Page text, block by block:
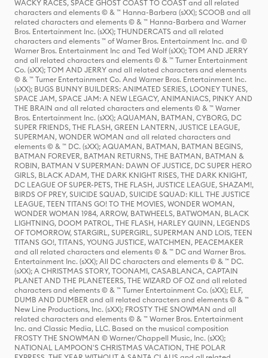
WACKY RACES, SPACE GHOST COAST TO COAST and all related
characters and elements © & ™ Hanna-Barbera (sXX); SCOOB and all
related characters and elements © & ™ Hanna-Barbera and Warner
Bros. Entertainment Inc. (sXX); THUNDERCATS and all related
characters and elements ™ of Warner Bros. Entertainment Inc. and ©
Warner Bros. Entertainment Inc and Ted Wolf (sXX); TOM AND JERRY
and all related characters and elements © & ™ Turner Entertainment
Co. (sXX); TOM AND JERRY and all related characters and elements
© & ™ Turner Entertainment Co. And Warner Bros. Entertainment Inc.
(sXX); BUGS BUNNY BUILDERS: ANIMATED SERIES, LOONEY TUNES,
SPACE JAM, SPACE JAM: A NEW LEGACY, ANIMANIACS, PINKY AND
THE BRAIN and all related characters and elements © & ™ Warner
Bros. Entertainment Inc. (sXX); AQUAMAN, BATMAN, CYBORG, DC
SUPER FRIENDS, THE FLASH, GREEN LANTERN, JUSTICE LEAGUE,
SUPERMAN, WONDER WOMAN and all related characters and
elements © & ™ DC. (sXX); AQUAMAN, BATMAN, BATMAN BEGINS,
BATMAN FOREVER, BATMAN RETURNS, THE BATMAN, BATMAN &
ROBIN, BATMAN V SUPERMAN: DAWN OF JUSTICE, DC SUPER HERO
GIRLS, BLACK ADAM, THE DARK KNIGHT RISES, THE DARK KNIGHT,
DC LEAGUE OF SUPER-PETS, THE FLASH, JUSTICE LEAGUE, SHAZAM!,
BIRDS OF PREY, SUICIDE SQUAD, SUICIDE SQUAD: KILL THE JUSTICE
LEAGUE, TEEN TITANS GO! TO THE MOVIES, WONDER WOMAN,
WONDER WOMAN 1984, ARROW, BATWHEELS, BATWOMAN, BLACK
LIGHTNING, DOOM PATROL, THE FLASH, HARLEY QUINN, LEGENDS
OF TOMORROW, STARGIRL, SUPERGIRL, SUPERMAN AND LOIS, TEEN
TITANS GO!, TITANS, YOUNG JUSTICE, WATCHMEN, PEACEMAKER
and all related characters and elements © & ™ DC and Warner Bros.
Entertainment Inc. (sXX); All DC characters and elements © & ™ DC.
(sXX); A CHRISTMAS STORY, TOONAMI, CASABLANCA, CAPTAIN
PLANET AND THE PLANETEERS, THE WIZARD OF OZ and all related
characters and elements © & ™ Turner Entertainment Co. (sXX); ELF,
DUMB AND DUMBER and all related characters and elements © & ™
New Line Productions, Inc. (sXX); FROSTY THE SNOWMAN and all
related characters and elements © & ™ Warner Bros. Entertainment
Inc. and Classic Media, LLC. Based on the musical composition
FROSTY THE SNOWMAN © Warner/Chappell Music, Inc. (sXX);
NATIONAL LAMPOON'S CHRISTMAS VACATION, THE POLAR